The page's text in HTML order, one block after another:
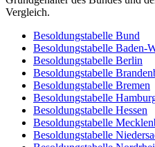
Vergleich.
Besoldungstabelle Bund
Besoldungstabelle Baden-
Besoldungstabelle Berlin
Besoldungstabelle
Besoldungstabelle Bremen
Besoldungstabelle
Besoldungstabelle Hessen
Besoldungstabelle
Besoldungstabelle